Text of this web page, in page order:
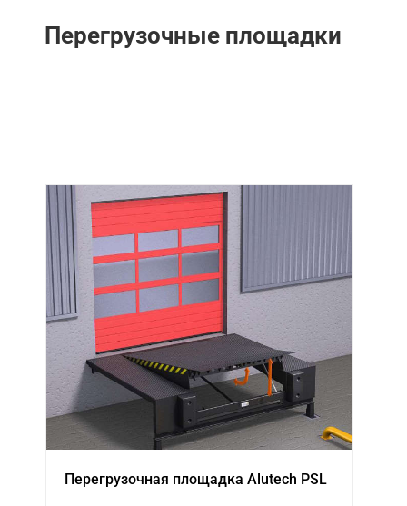
Перегрузочные площадки
Перегрузочная площадка Alutech PSL